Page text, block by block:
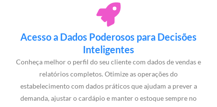
Acesso a Dados Poderosos para Decisões
Inteligentes
Conheça melhor o perfil do seu cliente com dados de vendas e
relatórios completos. Otimize as operações do
estabelecimento com dados práticos que ajudam a prever a
demanda, ajustar o cardápio e manter o estoque sempre no